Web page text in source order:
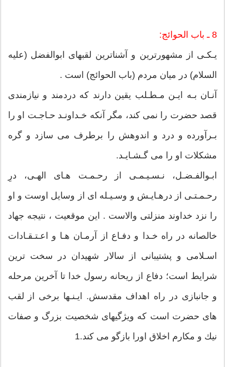
8 ـ باب الحوائج:
یـكـى از مشهورترین و آشناترین لقبهاى ابوالفضل (علیه
السلام) در میان مردم (باب الحوائج) است .
آنـان بـه ایـن مـطـلب یقین دارند كه دردمند و نیازمندى
قصد حضرت را نمى كند، مگر آنكه خـداونـد حـاجـت او را
بـرآورده و درد و اندوهش را برطرف مى سازد و گره
مشكلات او را مى گـشـایـد.
ابـوالفـضـل، نـسـیـمـى از رحـمـت هـاى الهـى، درِ
رحـمـتـى از درهـایـش و وسـیـله اى از وسایل اوست و او
را نزد خداوند منزلتى والاست . این موقعیت ، نتیجه جهاد
خالصانه در راه خـدا و دفـاع از آرمـان هـا و اعـتـقـادات
اسـلامى و پشتیبانى از سالار شهیدان در سخت ترین
شرایط است؛ دفاع از ریحانه رسول خدا تا آخرین مرحله
و جانبازى در راه اهداف مقدسش. ایـنـها برخى از لقب
هاى حضرت است كه ویژگیهاى شخصیت بزرگ و صفات
نیك و مكارم اخلاق اورا بازگو مى كند.1